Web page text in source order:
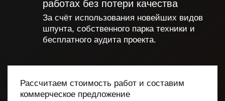
работах без потери качества
За счёт использования новейших видов
шпунта, собственного парка техники и
бесплатного аудита проекта.
Рассчитаем стоимость работ и составим
коммерческое предложение